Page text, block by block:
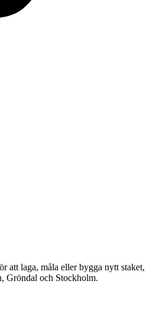
att laga, måla eller bygga nytt staket,
Gröndal och Stockholm.